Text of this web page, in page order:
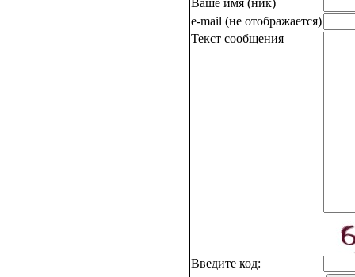
Ваше имя (ник)
e-mail (не отображается)
Текст сообщения
Введите код: